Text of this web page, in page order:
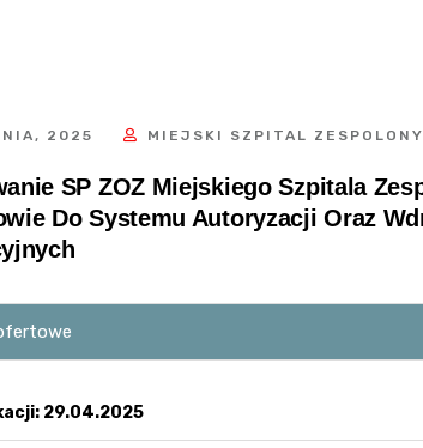
2025 MIEJSKI SZPITAL ZESPOLONY
SP ZOZ Miejskiego Szpitala
Do Systemu Autoryzacji Oraz
29.04.2025